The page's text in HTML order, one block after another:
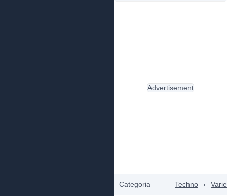
Categoria Techno › Varie
Advertisement